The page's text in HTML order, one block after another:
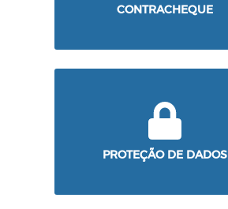
CONTRACHEQUE
PROTEÇÃO DE DADOS